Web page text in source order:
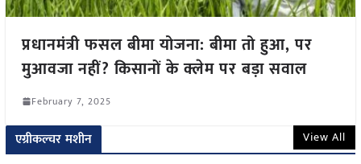
प्रधानमंत्री फसल बीमा योजना: बीमा तो हुआ, पर
मुआवजा नहीं? किसानों के क्लेम पर बड़ा सवाल
February 7, 2025
एग्रीकल्चर मशीन View All